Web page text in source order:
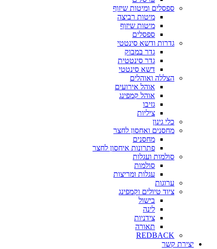
ספסלים ומיטות שיזוף
מיטות רביצה
מיטות שיזוף
ספסלים
גדרות ודשא סינטטי
גדר במבוק
גדר סינטטית
דשא סינטטי
הצללה ואוהלים
אוהל אירועים
אוהל קמפינג
גזיבו
ציליות
כלי גינון
מחסנים ואחסון לחצר
מחסנים
פתרונות איחסון לחצר
סולמות ועגלות
סולמות
עגלות ומריצות
ערוגות
ציוד טיולים וקמפינג
בישול
לינה
צידניות
תאורה
REDBACK
יצירת קשר